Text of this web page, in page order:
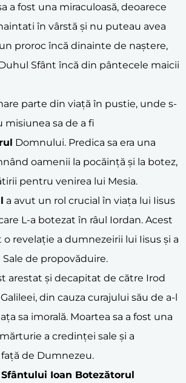
a fost una miraculoasă, deoarece
în vârstă și nu puteau avea
proroc încă dinainte de naștere,
Sfânt încă din pântecele maicii
parte din viață în pustie, unde s-
sa de a fi
Domnului. Predica sa era una
oamenii la pocăință și la botez,
pentru venirea lui Mesia.
a avut un rol crucial în viața lui Iisus
L-a botezat în râul Iordan. Acest
revelație a dumnezeirii lui Iisus și a
de propovăduire.
arestat și decapitat de către Irod
din cauza curajului său de a-l
sa imorală. Moartea sa a fost una
a credinței sale și a
de Dumnezeu.
Ioan Botezătorul